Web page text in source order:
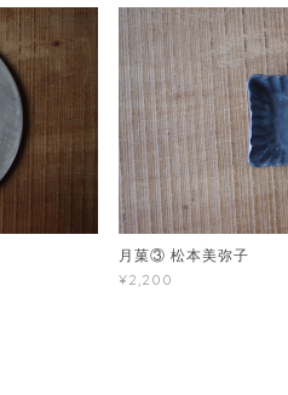
月菓③ 松本美弥子
¥2,200